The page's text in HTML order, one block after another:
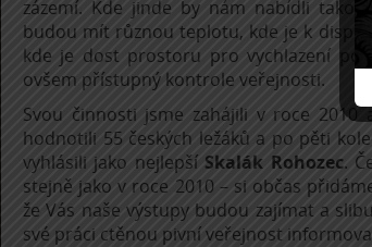
zázemí. Kde jinde by nám nabídli
budou mít různou teplotu, kde je k
kde je dost prostoru pro vychlazení
ovšem přístupný kontrole veřejnosti.
Svou činnosti jsme zahájili v roce
hodnotili 55 českých ležáků a po pěti
vyhlásili jako nejlepšíSkalák Rohozec.
stejně jako v roce 2010 – si občas
že Vás naše výstupy budou zajímat a
své práci ctěnou pivní veřejnost